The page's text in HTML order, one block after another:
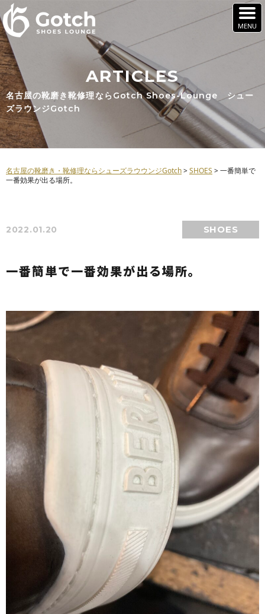
ARTICLES
名古屋の靴磨き靴修理ならGotch Shoes-Lounge シュー
ズラウンジGotch
名古屋の靴磨き・靴修理ならシューズラウウンジGotch>SHOES >一番簡単で
一番効果が出る場所。
2022.01.20 SHOES
一番簡単で一番効果が出る場所。